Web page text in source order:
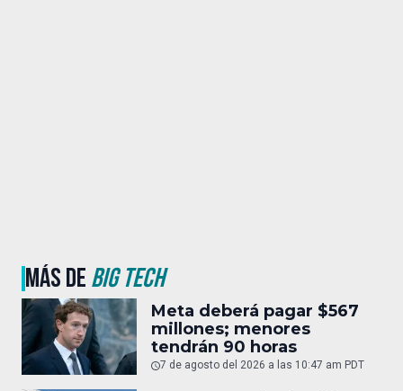
MÁS DEBIG TECH
Meta deberá pagar $567
millones; menores
tendrán 90 horas
7 de agosto del 2026 a las 10:47 am PDT